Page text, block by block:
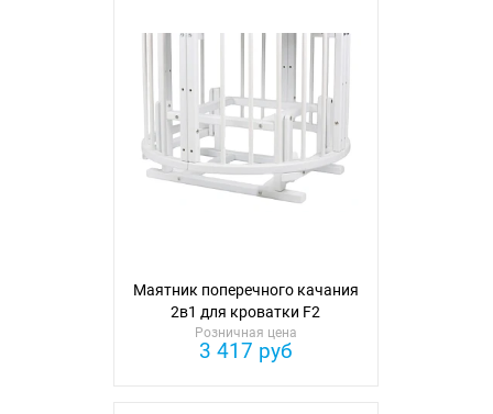
Маятник поперечного качания
2в1 для кроватки F2
Розничная цена
3 417 руб